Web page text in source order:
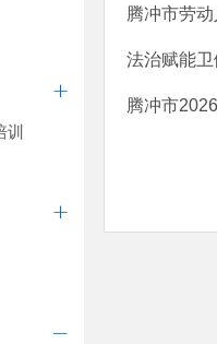
训
腾冲市劳
法治赋能
腾冲市